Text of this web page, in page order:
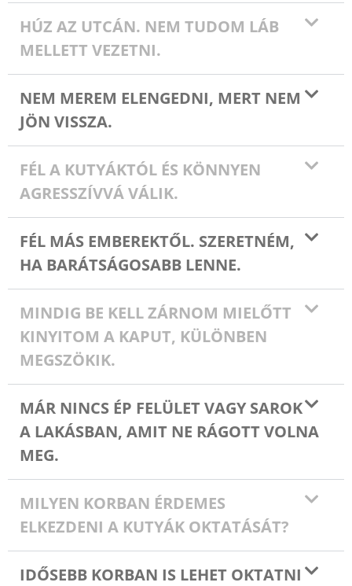
HÚZ AZ UTCÁN. NEM TUDOM LÁB
MELLETT VEZETNI.
NEM MEREM ELENGEDNI, MERT NEM
JÖN VISSZA.
FÉL A KUTYÁKTÓL ÉS KÖNNYEN
AGRESSZÍVVÁ VÁLIK.
FÉL MÁS EMBEREKTŐL. SZERETNÉM,
HA BARÁTSÁGOSABB LENNE.
MINDIG BE KELL ZÁRNOM MIELŐTT
KINYITOM A KAPUT, KÜLÖNBEN
MEGSZÖKIK.
MÁR NINCS ÉP FELÜLET VAGY SAROK
A LAKÁSBAN, AMIT NE RÁGOTT VOLNA
MEG.
MILYEN KORBAN ÉRDEMES
ELKEZDENI A KUTYÁK OKTATÁSÁT?
IDŐSEBB KORBAN IS LEHET OKTATNI